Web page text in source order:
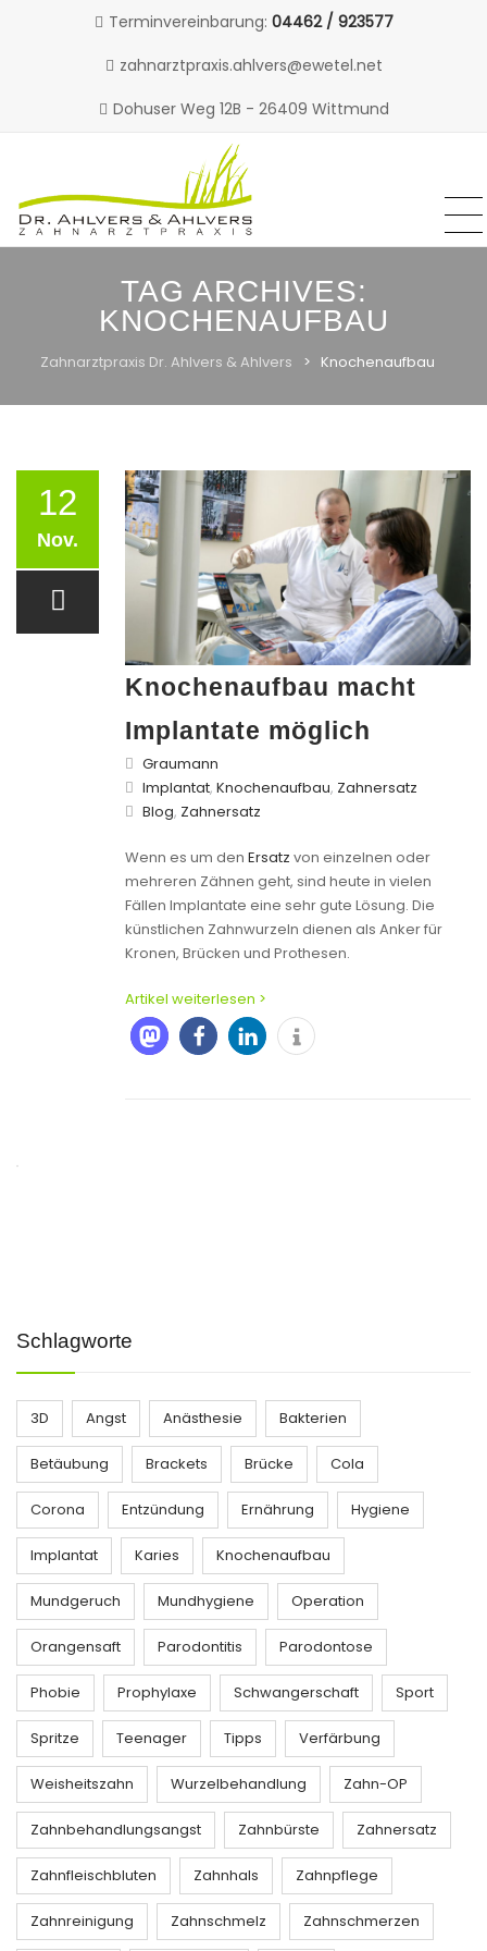
Terminvereinbarung: 04462 / 923577
zahnarztpraxis.ahlvers@ewetel.net
Dohuser Weg 12B - 26409 Wittmund
TAG ARCHIVES:
KNOCHENAUFBAU
Zahnarztpraxis Dr. Ahlvers & Ahlvers > Knochenaufbau
12
Nov.
Knochenaufbau macht
Implantate möglich
Graumann
Implantat, Knochenaufbau, Zahnersatz
Blog, Zahnersatz
Wenn es um den Ersatz von einzelnen oder
mehreren Zähnen geht, sind heute in vielen
Fällen Implantate eine sehr gute Lösung. Die
künstlichen Zahnwurzeln dienen als Anker für
Kronen, Brücken und Prothesen.
Artikel weiterlesen >
Schlagworte
3D Angst Anästhesie Bakterien
Betäubung Brackets Brücke Cola
Corona Entzündung Ernährung Hygiene
Implantat Karies Knochenaufbau
Mundgeruch Mundhygiene Operation
Orangensaft Parodontitis Parodontose
Phobie Prophylaxe Schwangerschaft Sport
Spritze Teenager Tipps Verfärbung
Weisheitszahn Wurzelbehandlung Zahn-OP
Zahnbehandlungsangst Zahnbürste Zahnersatz
Zahnfleischbluten Zahnhals Zahnpflege
Zahnreinigung Zahnschmelz Zahnschmerzen